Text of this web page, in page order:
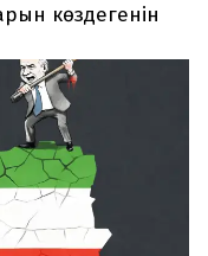
көздегенін